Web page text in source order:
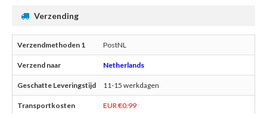
Verzending
PostNL
Netherlands
11-15 werkdagen
EUR €0.99